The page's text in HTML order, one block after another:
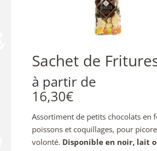
Sachet de
à partir de
16,30€
Assortiment de petits chocolats en
poissons et coquillages, pour
volonté. Disponible en noir, lait